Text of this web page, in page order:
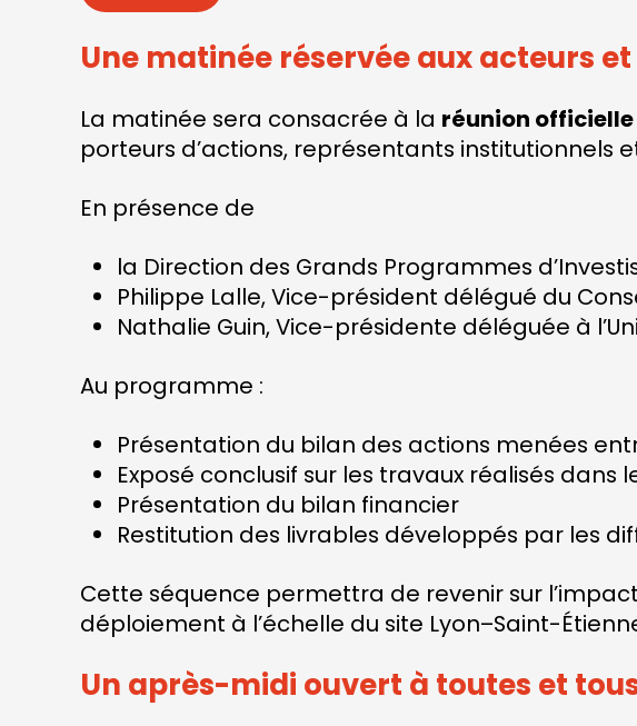
Une matinée réservée aux acteurs
La matinée sera consacrée à la réunion officielle
porteurs d’actions, représentants institutionnels
En présence de
la Direction des Grands Programmes
Philippe Lalle, Vice-président délégué du
Nathalie Guin, Vice-présidente déléguée à
Au programme :
Présentation du bilan des actions menées
Exposé conclusif sur les travaux réalisés
Présentation du bilan financier
Restitution des livrables développés par les
Cette séquence permettra de revenir sur
déploiement à l’échelle du site Lyon–Saint-
Un après-midi ouvert à toutes et